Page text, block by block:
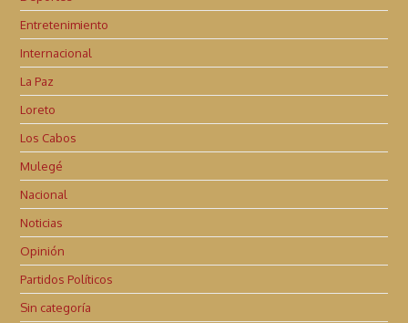
Entretenimiento
Internacional
La Paz
Loreto
Los Cabos
Mulegé
Nacional
Noticias
Opinión
Partidos Políticos
Sin categoría